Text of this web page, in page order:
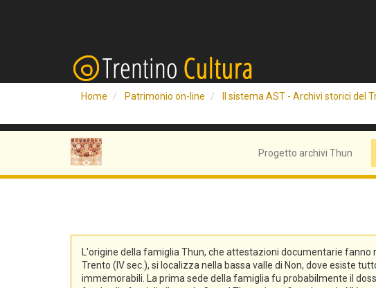
Home Patrimonio on-line Il sistema AST - Archivi storici del
Progetto archivi Thun
L'origine della famiglia Thun, che attestazioni documentarie
Trento (IV sec.), si localizza nella bassa valle di Non, dove esiste
immemorabili. La prima sede della famiglia fu probabilmente il